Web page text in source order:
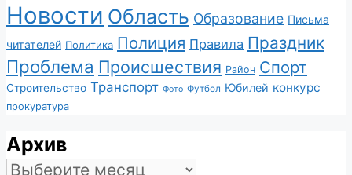
Новости Область Образование Письма
читателей Политика Полиция Правила Праздник
Проблема Происшествия Район Спорт
Строительство Транспорт Фото Футбол Юбилей конкурс
прокуратура
Архив
Архив